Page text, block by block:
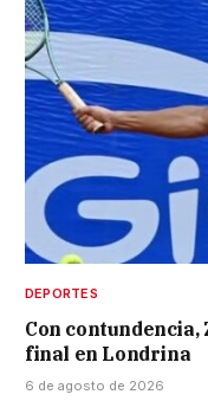
DEPORTES
Con
final en Londrina
6 de agosto de 2026